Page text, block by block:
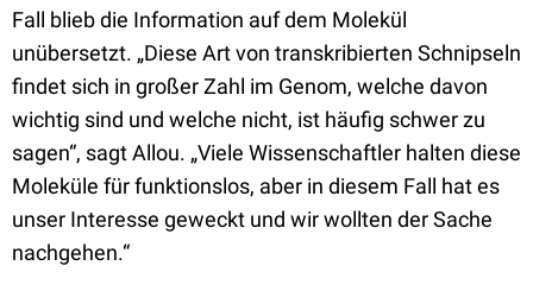
Fall blieb die Information auf dem Molekül
unübersetzt. „Diese Art von transkribierten Schnipseln
findet sich in großer Zahl im Genom, welche davon
wichtig sind und welche nicht, ist häufig schwer zu
sagen“, sagt Allou. „Viele Wissenschaftler halten diese
Moleküle für funktionslos, aber in diesem Fall hat es
unser Interesse geweckt und wir wollten der Sache
nachgehen.“